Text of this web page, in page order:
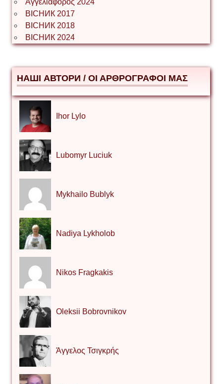
Αγγελιαφόρος 2024
ВІСНИК 2017
ВІСНИК 2018
ВІСНИК 2024
НАШІ АВТОРИ / ΟΙ ΑΡΘΡΟΓΡΑΦΟΙ ΜΑΣ
Ihor Lylo
Lubomyr Luciuk
Mykhailo Bublyk
Nadiya Lykholob
Nikos Fragkakis
Oleksii Bobrovnikov
Άγγελος Τσιγκρής